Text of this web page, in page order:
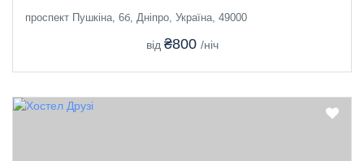
проспект Пушкіна, 6б, Дніпро, Україна, 49000
від ₴800 /ніч